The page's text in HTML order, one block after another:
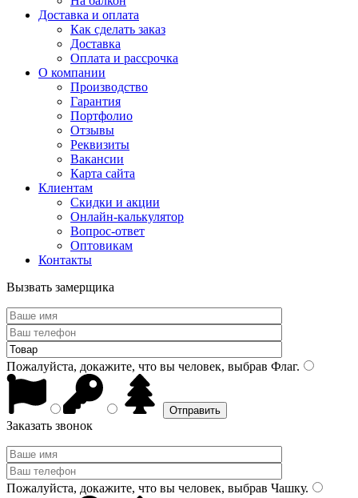
Доставка и оплата
Как сделать заказ
Доставка
Оплата и рассрочка
О компании
Производство
Гарантия
Портфолио
Отзывы
Реквизиты
Вакансии
Карта сайта
Клиентам
Скидки и акции
Онлайн-калькулятор
Вопрос-ответ
Оптовикам
Контакты
Вызвать замерщика
Пожалуйста, докажите, что вы человек, выбрав Флаг.
Заказать звонок
Пожалуйста, докажите, что вы человек, выбрав Чашку.